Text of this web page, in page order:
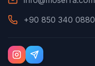
+90 850 340 0880